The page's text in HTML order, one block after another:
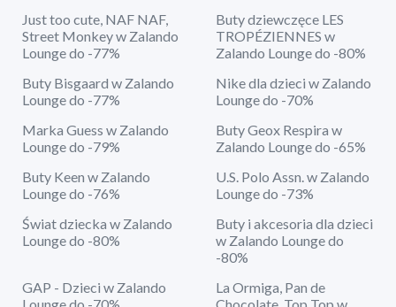
Just too cute, NAF NAF,
Street Monkey w Zalando
Lounge do -77%
Buty dziewczęce LES
TROPÉZIENNES w
Zalando Lounge do -80%
Buty Bisgaard w Zalando
Lounge do -77%
Nike dla dzieci w Zalando
Lounge do -70%
Marka Guess w Zalando
Lounge do -79%
Buty Geox Respira w
Zalando Lounge do -65%
Buty Keen w Zalando
Lounge do -76%
U.S. Polo Assn. w Zalando
Lounge do -73%
Świat dziecka w Zalando
Lounge do -80%
Buty i akcesoria dla dzieci
w Zalando Lounge do
-80%
GAP - Dzieci w Zalando
La Ormiga, Pan de